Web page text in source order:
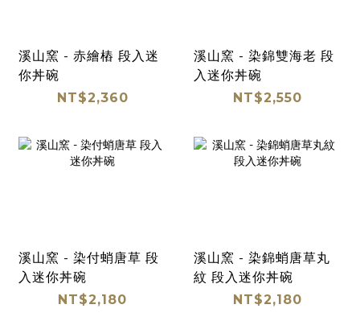
溪山窯 - 赤繪樁 段入迷
你丼碗
NT$2,360
溪山窯 - 染錦雙海老 段
入迷你丼碗
NT$2,550
溪山窯 - 染付蛸唐草 段
入迷你丼碗
NT$2,180
溪山窯 - 染錦蛸唐草丸
紋 段入迷你丼碗
NT$2,180